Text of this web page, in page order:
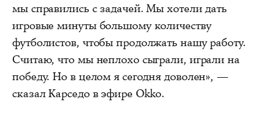
мы справились с задачей. Мы хотели дать
игровые минуты большому количеству
футболистов, чтобы продолжать нашу работу.
Считаю, что мы неплохо сыграли, играли на
победу. Но в целом я сегодня доволен», —
сказал Карседо в эфире Okko.